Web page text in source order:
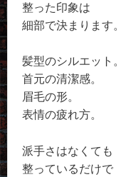
整った印象は
細部で決まります。
髪型のシルエット。
首元の清潔感。
眉毛の形。
表情の疲れ方。
派手さはなくても
整っているだけで